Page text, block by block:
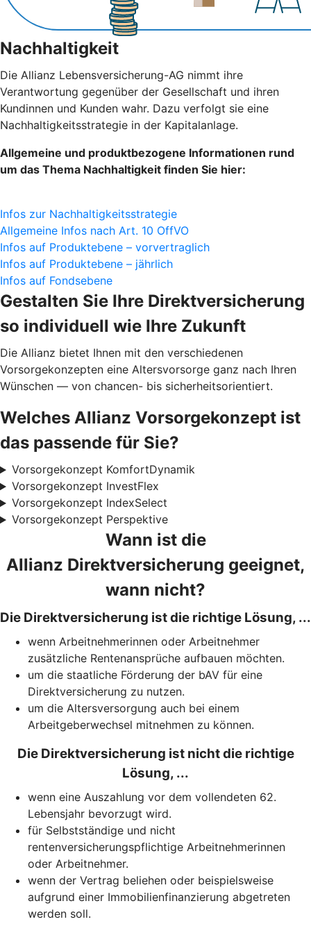
Nachhaltigkeit
Die Allianz Lebensversicherung-AG nimmt ihre
Verantwortung gegenüber der Gesellschaft und ihren
Kundinnen und Kunden wahr. Dazu verfolgt sie eine
Nachhaltigkeitsstrategie in der Kapitalanlage.
Allgemeine und produktbezogene Informationen rund
um das Thema Nachhaltigkeit finden Sie hier:
Infos zur Nachhaltigkeitsstrategie
Allgemeine Infos nach Art. 10 OffVO
Infos auf Produktebene – vorvertraglich
Infos auf Produktebene – jährlich
Infos auf Fondsebene
Gestalten Sie Ihre Direktversicherung
so individuell wie Ihre Zukunft
Die Allianz bietet Ihnen mit den verschiedenen
Vorsorgekonzepten eine Altersvorsorge ganz nach Ihren
Wünschen — von chancen- bis sicherheitsorientiert.
Welches Allianz Vorsorgekonzept ist
das passende für Sie?
Vorsorgekonzept KomfortDynamik
Vorsorgekonzept InvestFlex
Vorsorgekonzept IndexSelect
Vorsorgekonzept Perspektive
Wann ist die
Allianz Direktversicherung geeignet,
wann nicht?
Die Direktversicherung ist die richtige Lösung, ...
wenn Arbeitnehmerinnen oder Arbeitnehmer
zusätzliche Rentenansprüche aufbauen möchten.
um die staatliche Förderung der bAV für eine
Direktversicherung zu nutzen.
um die Altersversorgung auch bei einem
Arbeitgeberwechsel mitnehmen zu können.
Die Direktversicherung ist nicht die richtige
Lösung, ...
wenn eine Auszahlung vor dem vollendeten 62.
Lebensjahr bevorzugt wird.
für Selbstständige und nicht
rentenversicherungspflichtige Arbeitnehmerinnen
oder Arbeitnehmer.
wenn der Vertrag beliehen oder beispielsweise
aufgrund einer Immobilienfinanzierung abgetreten
werden soll.